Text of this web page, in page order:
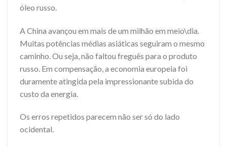
óleo russo.
A China avançou em mais de um milhão em meio\dia.
Muitas potências médias asiáticas seguiram o mesmo
caminho. Ou seja, não faltou freguês para o produto
russo. Em compensação, a economia europeia foi
duramente atingida pela impressionante subida do
custo da energia.
Os erros repetidos parecem não ser só do lado
ocidental.